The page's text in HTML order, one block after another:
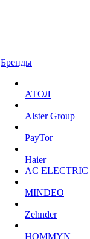
Бренды
АТОЛ
Alster Group
PayTor
Haier
AC ELECTRIC
MINDEO
Zehnder
HOMMYN